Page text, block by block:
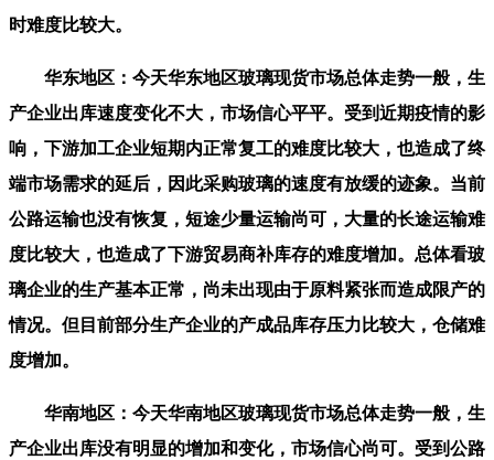
时难度比较大。
华东地区：今天华东地区玻璃现货市场总体走势一般，生
产企业出库速度变化不大，市场信心平平。受到近期疫情的影
响，下游加工企业短期内正常复工的难度比较大，也造成了终
端市场需求的延后，因此采购玻璃的速度有放缓的迹象。当前
公路运输也没有恢复，短途少量运输尚可，大量的长途运输难
度比较大，也造成了下游贸易商补库存的难度增加。总体看玻
璃企业的生产基本正常，尚未出现由于原料紧张而造成限产的
情况。但目前部分生产企业的产成品库存压力比较大，仓储难
度增加。
华南地区：今天华南地区玻璃现货市场总体走势一般，生
产企业出库没有明显的增加和变化，市场信心尚可。受到公路